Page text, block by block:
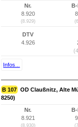
Nr.
8.920
(8.929)
DTV
4.926
Infos...
B 107 OD Claußnitz, Alte
8250)
Nr.
8.921
(8.930)